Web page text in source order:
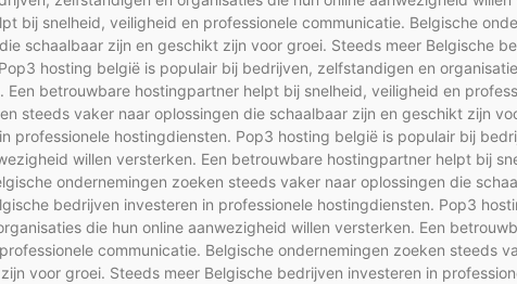
bij snelheid, veiligheid en professionele communicatie. Belgische
schaalbaar zijn en geschikt zijn voor groei. Steeds meer Belgische
hosting belgië is populair bij bedrijven, zelfstandigen en
betrouwbare hostingpartner helpt bij snelheid, veiligheid en
steeds vaker naar oplossingen die schaalbaar zijn en geschikt zijn
professionele hostingdiensten. Pop3 hosting belgië is populair bij
willen versterken. Een betrouwbare hostingpartner helpt bij
ondernemingen zoeken steeds vaker naar oplossingen die
bedrijven investeren in professionele hostingdiensten. Pop3
die hun online aanwezigheid willen versterken. Een
communicatie. Belgische ondernemingen zoeken steeds
voor groei. Steeds meer Belgische bedrijven investeren in